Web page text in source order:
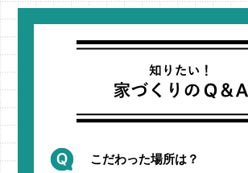
こだわった場所は？